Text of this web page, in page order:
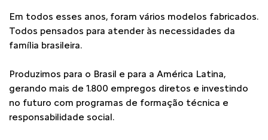
Em todos esses anos, foram vários modelos fabricados.
Todos pensados para atender às necessidades da
família brasileira.
Produzimos para o Brasil e para a América Latina,
gerando mais de 1.800 empregos diretos e investindo
no futuro com programas de formação técnica e
responsabilidade social.